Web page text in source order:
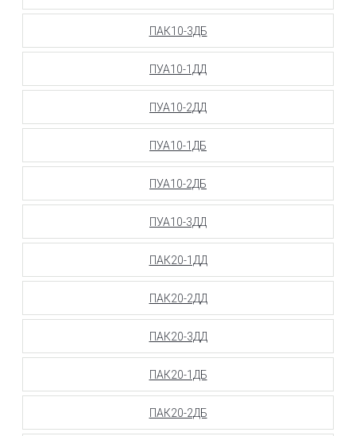
ПАК10-3ДБ
ПУА10-1ДД
ПУА10-2ДД
ПУА10-1ДБ
ПУА10-2ДБ
ПУА10-3ДД
ПАК20-1ДД
ПАК20-2ДД
ПАК20-3ДД
ПАК20-1ДБ
ПАК20-2ДБ